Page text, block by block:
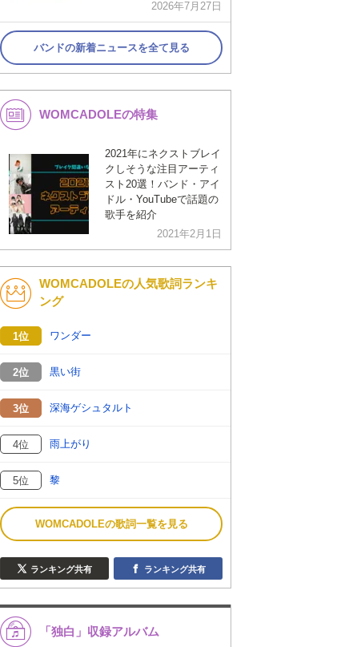
2026年7月27日
バンドの新着ニュースを全て見る
WOMCADOLEの特集
2021年にネクストブレイ
クしそうな注目アーティ
スト20選！バンド・アイ
ドル・YouTubeで話題の
歌手を紹介
2021年2月1日
WOMCADOLEの人気歌詞ランキ
ング
1位 ワンダー
2位 黒い街
3位 深海ゲシュタルト
4位 雨上がり
5位 黎
WOMCADOLEの歌詞一覧を見る
ランキング共有 ランキング共有
「独白」収録アルバム